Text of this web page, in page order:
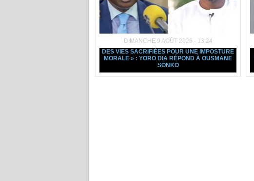
DIMANCHE 9 AOÛT 2026 - 13:24
DES VIES SACRIFIÉES POUR UNE IMPOSTURE
MORALE » : YORO DIA RÉPOND À OUSMANE
SONKO